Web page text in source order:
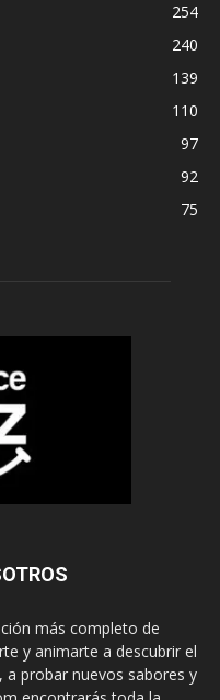
254
240
139
110
97
92
75
más completo de
y animarte a descubrir el
probar nuevos sabores y